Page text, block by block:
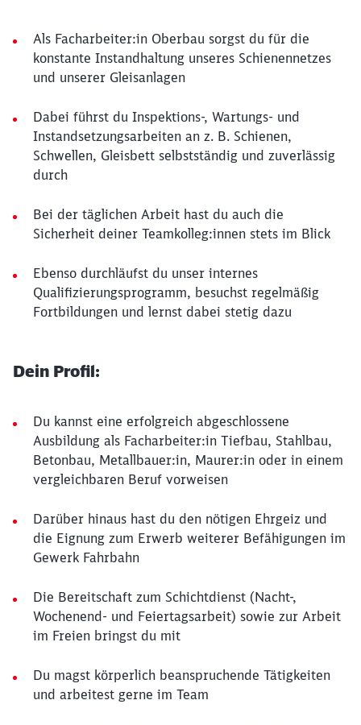
Als Facharbeiter:in Oberbau sorgst du für die
konstante Instandhaltung unseres Schienennetzes
und unserer Gleisanlagen
Dabei führst du Inspektions-, Wartungs- und
Instandsetzungsarbeiten an z. B. Schienen,
Schwellen, Gleisbett selbstständig und zuverlässig
durch
Bei der täglichen Arbeit hast du auch die
Sicherheit deiner Teamkolleg:innen stets im Blick
Ebenso durchläufst du unser internes
Qualifizierungsprogramm, besuchst regelmäßig
Fortbildungen und lernst dabei stetig dazu
Dein Profil:
Du kannst eine erfolgreich abgeschlossene
Ausbildung als Facharbeiter:in Tiefbau, Stahlbau,
Betonbau, Metallbauer:in, Maurer:in oder in einem
vergleichbaren Beruf vorweisen
Darüber hinaus hast du den nötigen Ehrgeiz und
die Eignung zum Erwerb weiterer Befähigungen im
Gewerk Fahrbahn
Die Bereitschaft zum Schichtdienst (Nacht-,
Wochenend- und Feiertagsarbeit) sowie zur Arbeit
im Freien bringst du mit
Du magst körperlich beanspruchende Tätigkeiten
und arbeitest gerne im Team